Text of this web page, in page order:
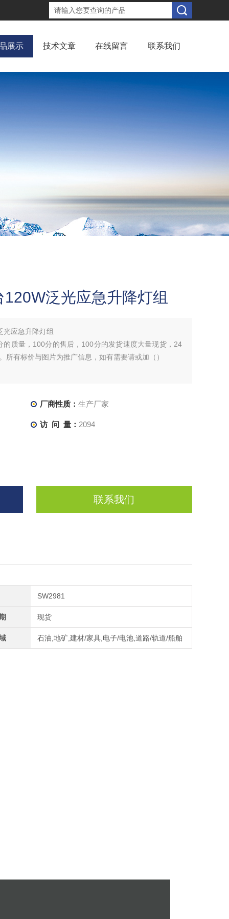
展示 技术文章 在线留言 联系我们
泛光应急升降灯组
光应急升降灯组
质量，100分的售后，100分的发货速度大量现货，24
有标价与图片为推广信息，如有需要请或加（）
厂商性质： 生产厂家
访 问 量： 2094
联系我们
SW2981
现货
石油,地矿,建材/家具,电子/电池,道路/轨道/船舶